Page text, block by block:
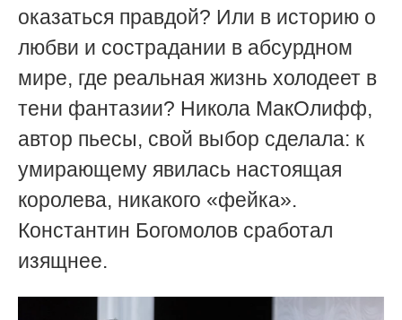
оказаться правдой? Или в историю о
любви и сострадании в абсурдном
мире, где реальная жизнь холодеет в
тени фантазии? Никола МакОлифф,
автор пьесы, свой выбор сделала: к
умирающему явилась настоящая
королева, никакого «фейка».
Константин Богомолов сработал
изящнее.